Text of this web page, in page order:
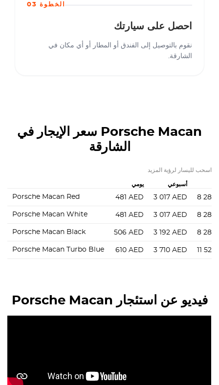
الخطوة 03
احصل على سيارتك
نقوم بالتوصيل إلى الفندق أو المطار أو أي مكان في
الشارقة.
Porsche Macan سعر الإيجار في
الشارقة
اسحب لليسار لرؤية المزيد
يومي أسبوعي
Porsche Macan Red 481 AED 3 017 AED 8 280
Porsche Macan White 481 AED 3 017 AED 8 280
Porsche Macan Black 506 AED 3 192 AED 8 280
Porsche Macan Turbo Blue 610 AED 3 710 AED 11 520
فيديو عن استئجار Porsche Macan